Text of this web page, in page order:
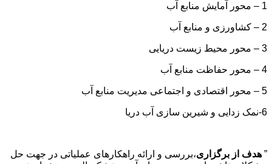
1 – محور آمایش منابع آب
2 – کشاورزی و منابع آب
3 – محور محیط زیست دریایی
4 – محور حفاظت منابع آب
5 – محور اقتصادی و اجتماعی مدیریت منابع آب
6-نمک زدایی و شیرین سازی آب دریا
” هدف از برگزاری،بررسی و ارائه راهکارهای عملیاتی در جهت حل